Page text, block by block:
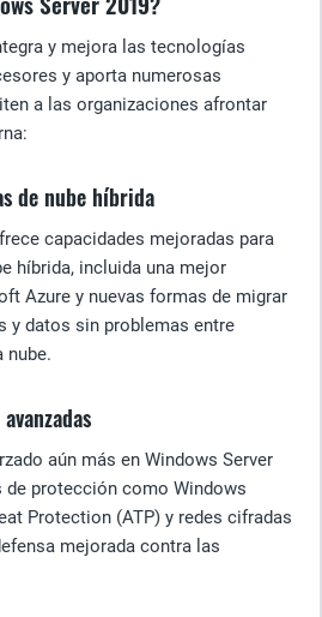
y mejora las tecnologías
y aporta numerosas
a las organizaciones afrontar
de nube híbrida
capacidades mejoradas para
híbrida, incluida una mejor
Azure y nuevas formas de migrar
y datos sin problemas entre
nube.
aún más en Windows Server
de protección como Windows
Protection (ATP) y redes cifradas
mejorada contra las